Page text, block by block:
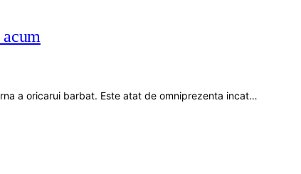
a oricarui barbat. Este atat de omniprezenta incat…